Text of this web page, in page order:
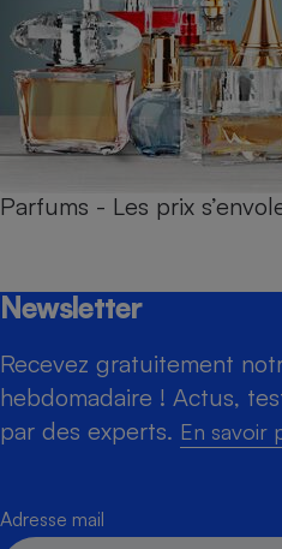
Parfums - Les prix
Newsletter
Recevez gratuitement
hebdomadaire ! Actus,
par des experts. En savoir
Adresse mail